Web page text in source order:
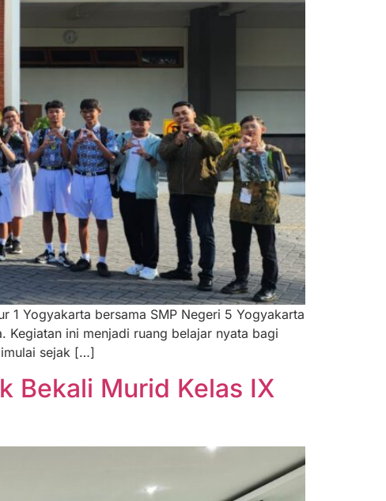
1 Yogyakarta bersama SMP Negeri 5 Yogyakarta
Kegiatan ini menjadi ruang belajar nyata bagi
sejak […]
Bekali Murid Kelas IX